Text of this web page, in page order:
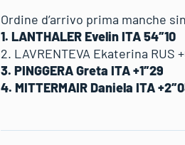
Ordine d’arrivo prima manche
1. LANTHALER Evelin ITA 54″10
2. LAVRENTEVA Ekaterina RUS
3. PINGGERA Greta ITA +1″29
4. MITTERMAIR Daniela ITA